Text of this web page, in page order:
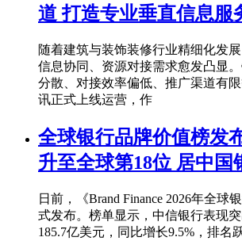
道 打造专业垂直信息服
随着建筑与装饰装修行业精细化发
信息协同、资源对接需求愈发凸显
分散、对接效率偏低、推广渠道有
讯正式上线运营，作
全球银行品牌价值榜发
升至全球第18位 居中国
日前，《Brand Finance 2026年全球
式发布。榜单显示，中信银行表现
185.7亿美元，同比增长9.5%，排名